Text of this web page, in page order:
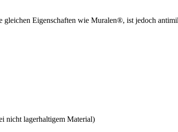
Eigenschaften wie Muralen®, ist jedoch
nicht lagerhaltigem Material)